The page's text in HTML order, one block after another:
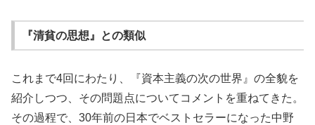
『清貧の思想』との類似
これまで4回にわたり、『資本主義の次の世界』の全貌を
紹介しつつ、その問題点についてコメントを重ねてきた。
その過程で、30年前の日本でベストセラーになった中野